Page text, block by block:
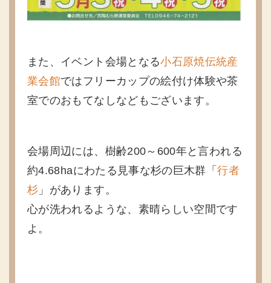
また、イベント会場となる小石原焼伝統産
業会館ではフリーカップの絵付け体験や茶
室でのおもてなしなどもございます。
会場周辺には、樹齢200～600年と言われる
約4.68haにわたる見事な杉の巨木群「行者
杉 」があります。
心が洗われるような、素晴らしい空間です
よ。